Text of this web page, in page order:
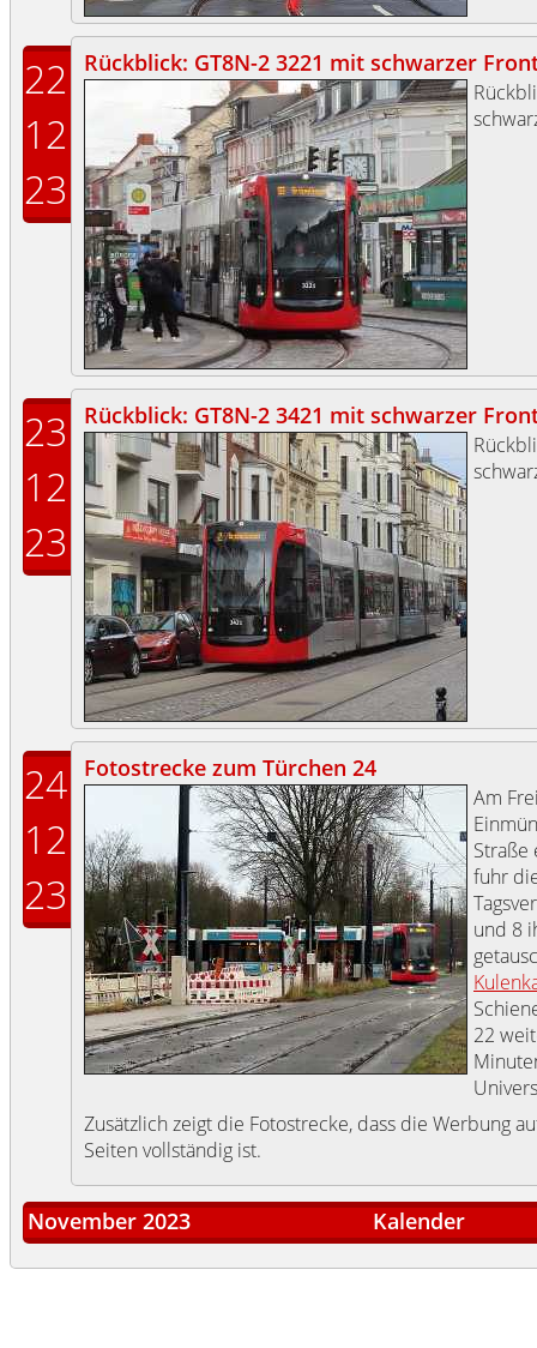
22
12
23
Rückblick: GT8N-2 3221 mit schwarzer
23
12
23
Rückblick: GT8N-2 3421 mit schwarzer
24
12
23
Fotostrecke zum Türchen 24
Am
Straße
fuhr
und 8
22
Zusätzlich zeigt die Fotostrecke, dass die Werbung
Seiten vollständig ist.
November 2023 Kalender